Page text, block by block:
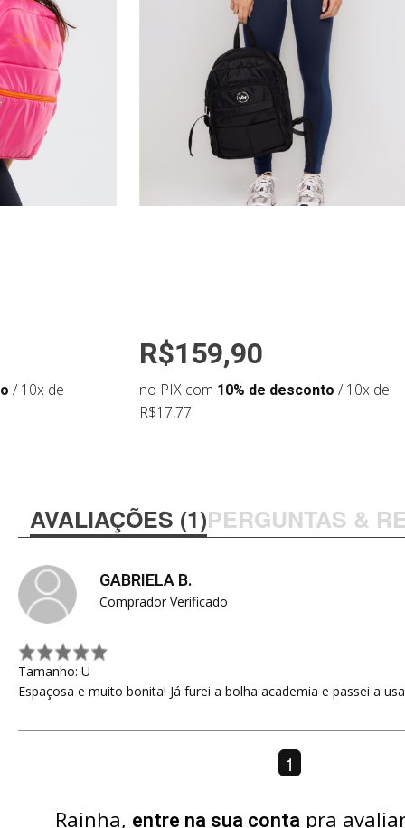
/ 10x de
R$159,90
no PIX com 10% de desconto / 10x de
R$17,77
AVALIAÇÕES (1)PERGUNTAS &
GABRIELA B.
Comprador Verificado
Tamanho: U
Espaçosa e muito bonita! Já furei a bolha academia e passei a
1
Rainha, entre na sua conta pra